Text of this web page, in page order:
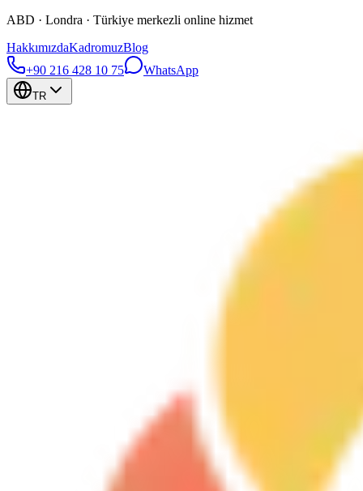
ABD · Londra · Türkiye merkezli online hizmet
HakkımızdaKadromuzBlog
+90 216 428 10 75
WhatsApp
TR